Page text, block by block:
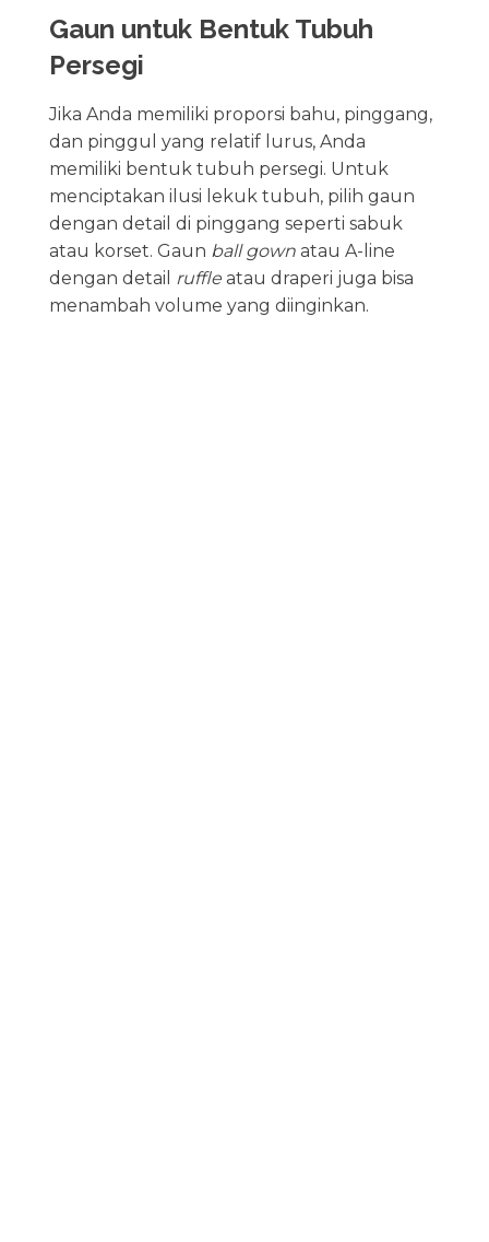
Gaun untuk Bentuk Tubuh
Persegi
Jika Anda memiliki proporsi bahu, pinggang,
dan pinggul yang relatif lurus, Anda
memiliki bentuk tubuh persegi. Untuk
menciptakan ilusi lekuk tubuh, pilih gaun
dengan detail di pinggang seperti sabuk
atau korset. Gaun ball gownatau A-line
dengan detail ruffleatau draperi juga bisa
menambah volume yang diinginkan.